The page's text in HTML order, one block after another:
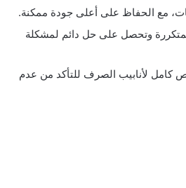
مع الحفاظ على أعلى جودة ممكنة.
وتحصل على حل دائم لمشكلة
كامل لأنابيب الصرف للتأكد من عدم